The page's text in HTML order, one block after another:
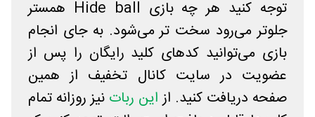
توجه کنید هر چه بازی Hide ball همستر
جلوتر می‌رود سخت تر می‌شود. به جای انجام
بازی می‌توانید کدهای کلید رایگان را پس از
عضویت در سایت کانال تخفیف از همین
صفحه دریافت کنید. ازاین ربات نیز روزانه تمام